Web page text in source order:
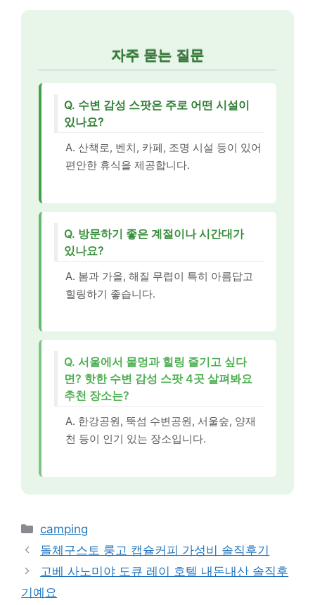
자주 묻는 질문
Q. 수변 감성 스팟은 주로 어떤 시설이
있나요?
A. 산책로, 벤치, 카페, 조명 시설 등이 있어
편안한 휴식을 제공합니다.
Q. 방문하기 좋은 계절이나 시간대가
있나요?
A. 봄과 가을, 해질 무렵이 특히 아름답고
힐링하기 좋습니다.
Q. 서울에서 물멍과 힐링 즐기고 싶다
면? 핫한 수변 감성 스팟 4곳 살펴봐요
추천 장소는?
A. 한강공원, 뚝섬 수변공원, 서울숲, 양재
천 등이 인기 있는 장소입니다.
카
테
리
camping
돌체구스토 룽고 캡슐커피 가성비 솔직후기
고베 사노미야 도큐 레이 호텔 내돈내산 솔직후
기예요